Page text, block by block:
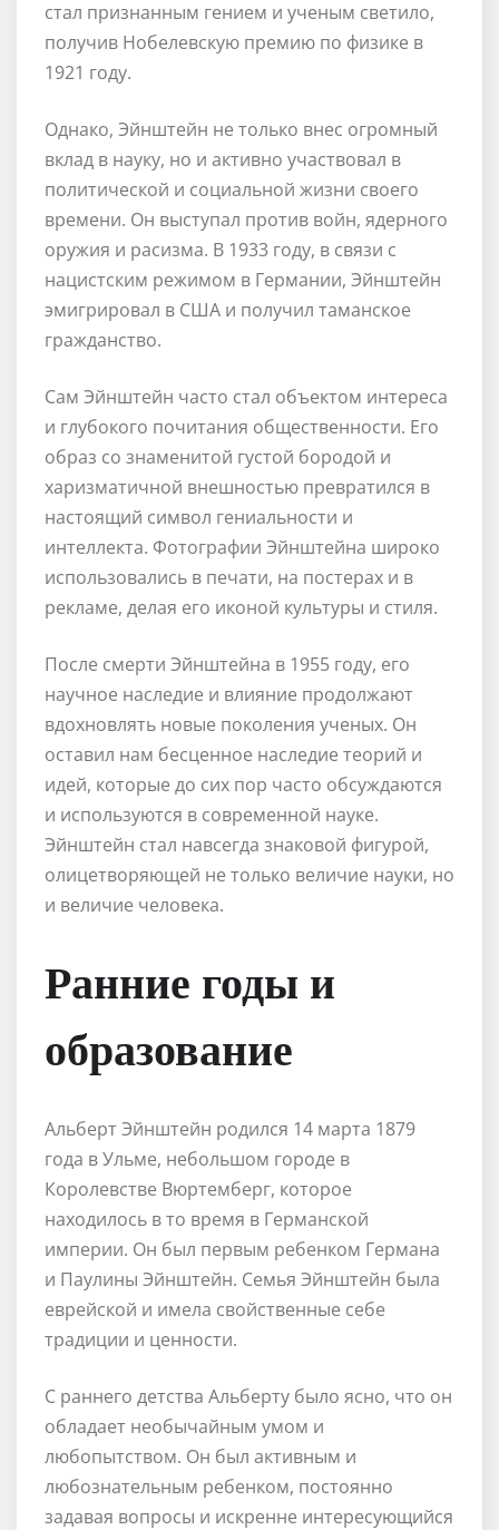
стал признанным гением и ученым светило,
получив Нобелевскую премию по физике в
1921 году.
Однако, Эйнштейн не только внес огромный
вклад в науку, но и активно участвовал в
политической и социальной жизни своего
времени. Он выступал против войн, ядерного
оружия и расизма. В 1933 году, в связи с
нацистским режимом в Германии, Эйнштейн
эмигрировал в США и получил таманское
гражданство.
Сам Эйнштейн часто стал объектом интереса
и глубокого почитания общественности. Его
образ со знаменитой густой бородой и
харизматичной внешностью превратился в
настоящий символ гениальности и
интеллекта. Фотографии Эйнштейна широко
использовались в печати, на постерах и в
рекламе, делая его иконой культуры и стиля.
После смерти Эйнштейна в 1955 году, его
научное наследие и влияние продолжают
вдохновлять новые поколения ученых. Он
оставил нам бесценное наследие теорий и
идей, которые до сих пор часто обсуждаются
и используются в современной науке.
Эйнштейн стал навсегда знаковой фигурой,
олицетворяющей не только величие науки, но
и величие человека.
Ранние годы и
образование
Альберт Эйнштейн родился 14 марта 1879
года в Ульме, небольшом городе в
Королевстве Вюртемберг, которое
находилось в то время в Германской
империи. Он был первым ребенком Германа
и Паулины Эйнштейн. Семья Эйнштейн была
еврейской и имела свойственные себе
традиции и ценности.
С раннего детства Альберту было ясно, что он
обладает необычайным умом и
любопытством. Он был активным и
любознательным ребенком, постоянно
задавая вопросы и искренне интересующийся